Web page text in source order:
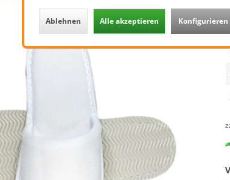
Ablehnen Alle akzeptieren Konfigurieren